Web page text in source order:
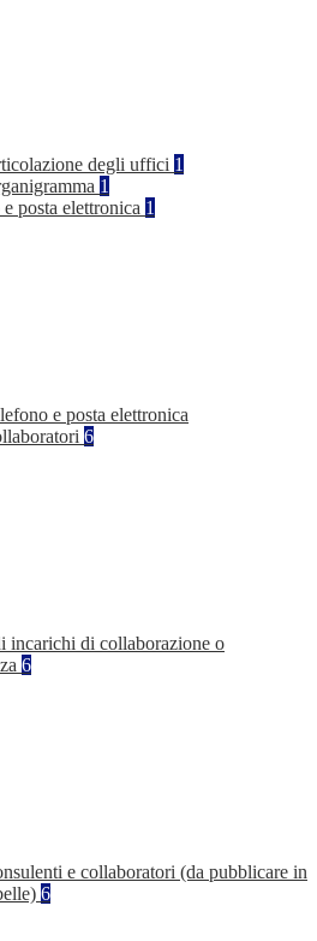
degli uffici 1
1
posta elettronica 1
e posta elettronica
6
incarichi di collaborazione o
6
e collaboratori (da pubblicare in
6